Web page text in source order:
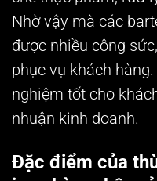
Nhờ vậy mà các
được nhiều công
phục vụ khách
nghiệm tốt cho
nhuận kinh doanh.
Đặc điểm của